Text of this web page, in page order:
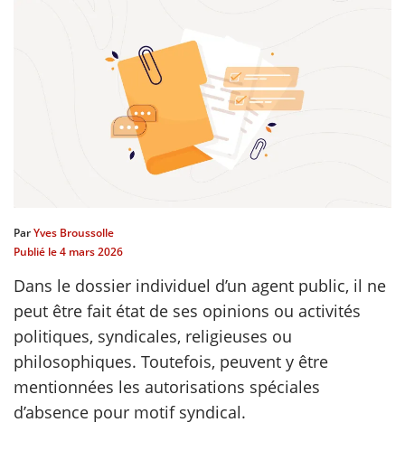
ParYves Broussolle
Publié le4 mars 2026
Dans le dossier individuel d’un agent public, il ne
peut être fait état de ses opinions ou activités
politiques, syndicales, religieuses ou
philosophiques. Toutefois, peuvent y être
mentionnées les autorisations spéciales
d’absence pour motif syndical.